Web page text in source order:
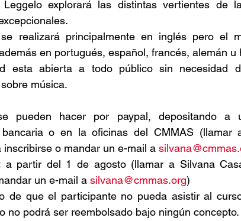
Leggelo explorará las distintas vertientes de
realizará principalmente en inglés pero el
en portugués, español, francés, alemán u
esta abierta a todo público sin necesidad
música.
pueden hacer por paypal, depositando a
bancaria o en la oficinas del CMMAS (llamar
inscribirse o mandar un e-mail a
a partir del 1 de agosto (llamar a Silvana
un e-mail a silvana@cmmas.org)
de que el participante no pueda asistir al
no podrá ser reembolsado bajo ningún concepto.